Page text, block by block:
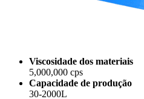
Viscosidade dos materiais
5,000,000 cps
Capacidade de produção
30-2000L